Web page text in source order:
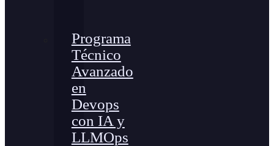
Programa
Técnico
Avanzado
en
Devops
con IA y
LLMOps